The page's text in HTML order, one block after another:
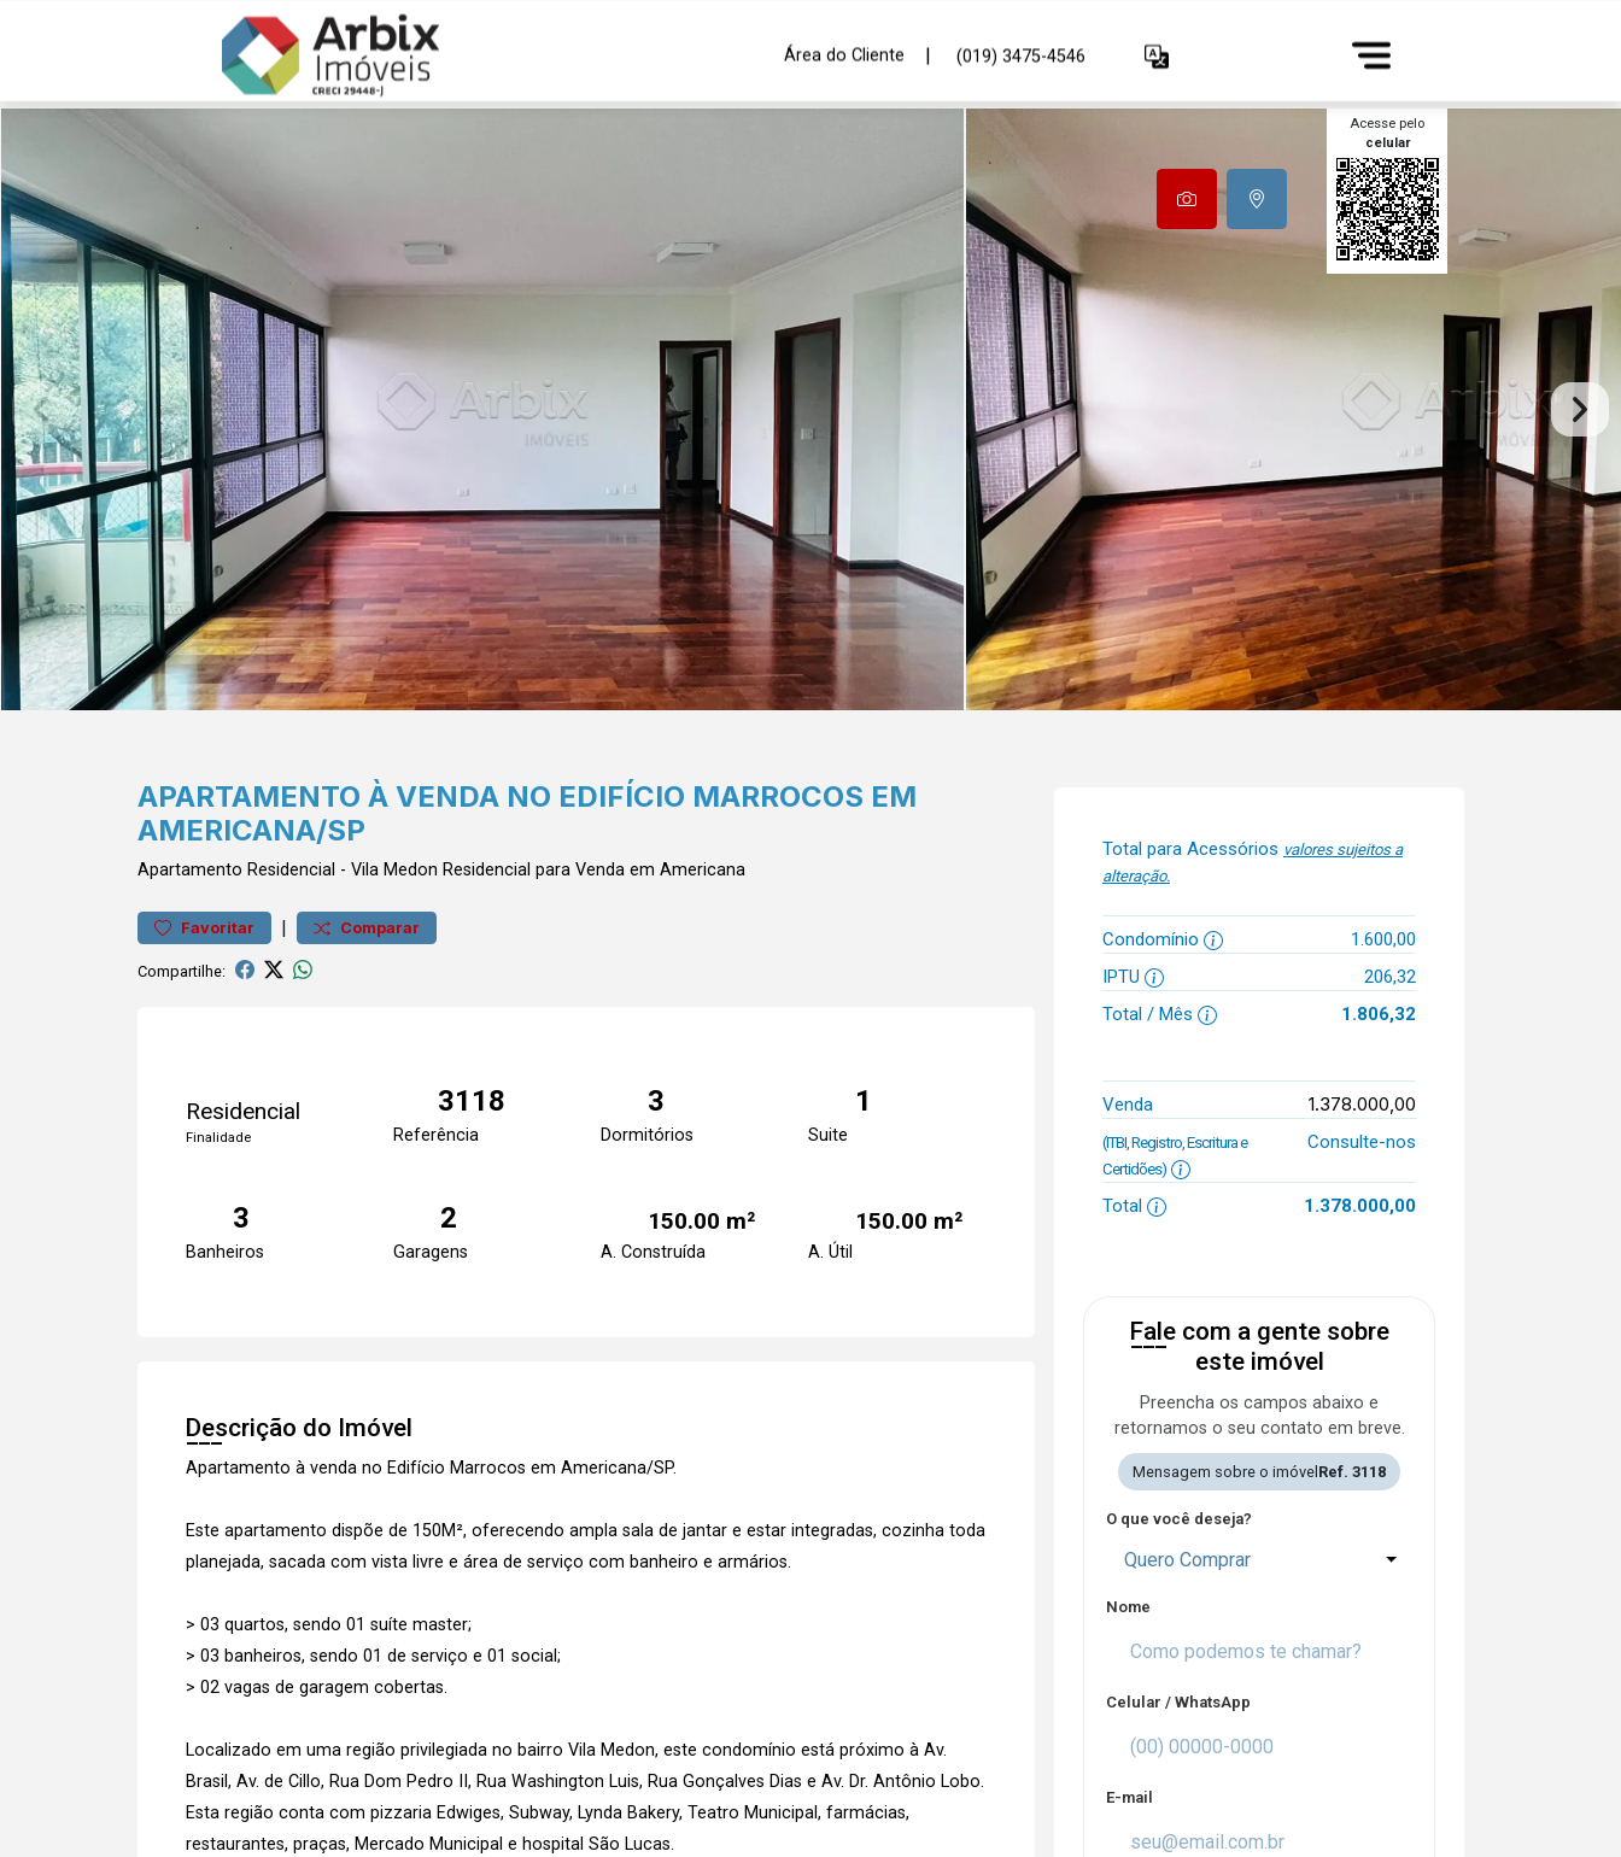
Área do Cliente | (019) 3475-4546
Acesse pelo
celular
APARTAMENTO À VENDA NO EDIFÍCIO MARROCOS EM
AMERICANA/SP
Apartamento Residencial - Vila Medon Residencial para Venda em Americana
Favoritar | Comparar
Compartilhe:
Residencial
Finalidade
3118
Referência
3
Dormitórios
1
Suite
3
Banheiros
2
Garagens
150.00 m²
A. Construída
150.00 m²
A. Útil
Descrição do Imóvel
Apartamento à venda no Edifício Marrocos em Americana/SP.
Este apartamento dispõe de 150M², oferecendo ampla sala de jantar e estar integradas, cozinha toda
planejada, sacada com vista livre e área de serviço com banheiro e armários.
> 03 quartos, sendo 01 suíte master;
> 03 banheiros, sendo 01 de serviço e 01 social;
> 02 vagas de garagem cobertas.
Localizado em uma região privilegiada no bairro Vila Medon, este condomínio está próximo à Av.
Brasil, Av. de Cillo, Rua Dom Pedro II, Rua Washington Luis, Rua Gonçalves Dias e Av. Dr. Antônio Lobo.
Esta região conta com pizzaria Edwiges, Subway, Lynda Bakery, Teatro Municipal, farmácias,
restaurantes, praças, Mercado Municipal e hospital São Lucas.
Total para Acessórios valores sujeitos a
alteração.
Condomínio
1.600,00
IPTU
206,32
Total / Mês
1.806,32
Venda 1.378.000,00
(ITBI, Registro, Escritura e
Certidões)
Consulte-nos
Total 1.378.000,00
Fale com a gente sobre
este imóvel
Preencha os campos abaixo e
retornamos o seu contato em breve.
Mensagem sobre o imóvel Ref. 3118
O que você deseja?
Quero Comprar
Nome
Celular / WhatsApp
E-mail